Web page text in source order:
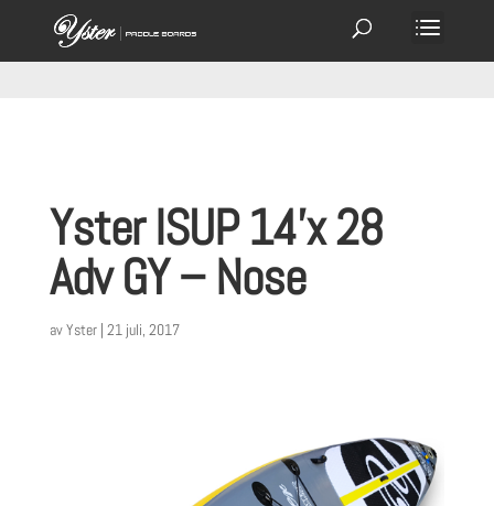
Yster ISUP 14’x 28
Adv GY – Nose
avYster| 21 juli, 2017